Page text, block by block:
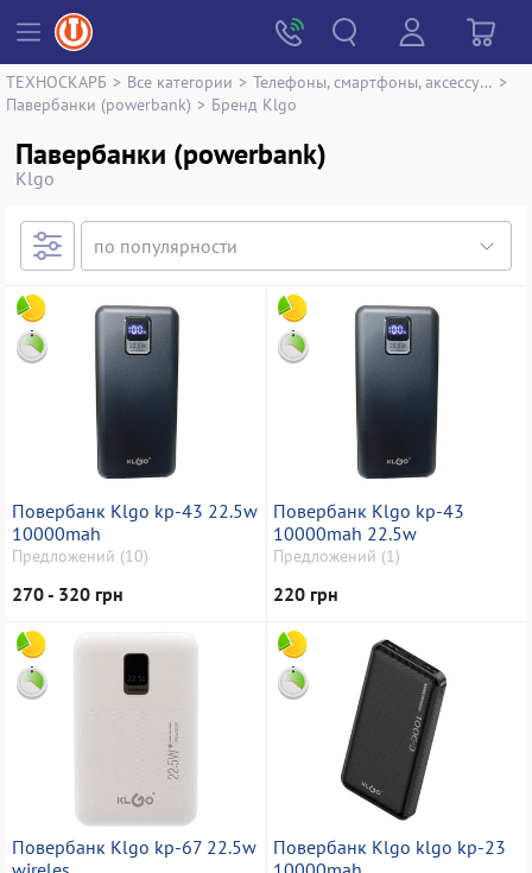
ТЕХНОСКАРБ > Все категории > Телефоны, смартфоны, аксессуары >
Павербанки (powerbank) > Бренд Klgo
Павербанки (powerbank)
Klgo
Повербанк Klgo kp-43 22.5w
10000mah
Предложений (10)
270 - 320 грн
Повербанк Klgo kp-43
10000mah 22.5w
Предложений (1)
220 грн
Повербанк Klgo kp-67 22.5w
Повербанк Klgo klgo kp-23